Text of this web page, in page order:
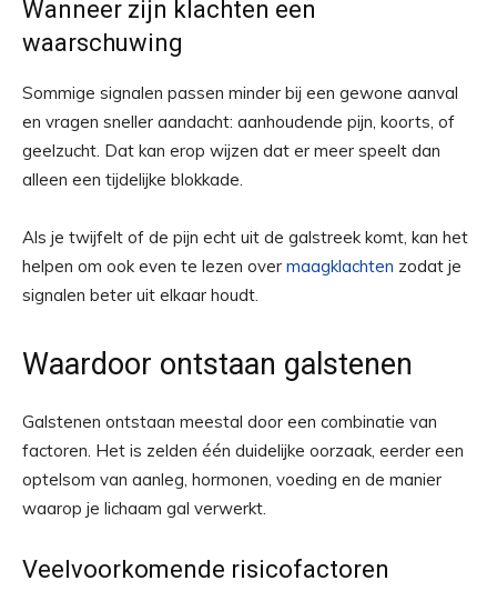
Wanneer zijn klachten een
waarschuwing
Sommige signalen passen minder bij een gewone aanval
en vragen sneller aandacht: aanhoudende pijn, koorts, of
geelzucht. Dat kan erop wijzen dat er meer speelt dan
alleen een tijdelijke blokkade.
Als je twijfelt of de pijn echt uit de galstreek komt, kan het
helpen om ook even te lezen over maagklachten zodat je
signalen beter uit elkaar houdt.
Waardoor ontstaan galstenen
Galstenen ontstaan meestal door een combinatie van
factoren. Het is zelden één duidelijke oorzaak, eerder een
optelsom van aanleg, hormonen, voeding en de manier
waarop je lichaam gal verwerkt.
Veelvoorkomende risicofactoren